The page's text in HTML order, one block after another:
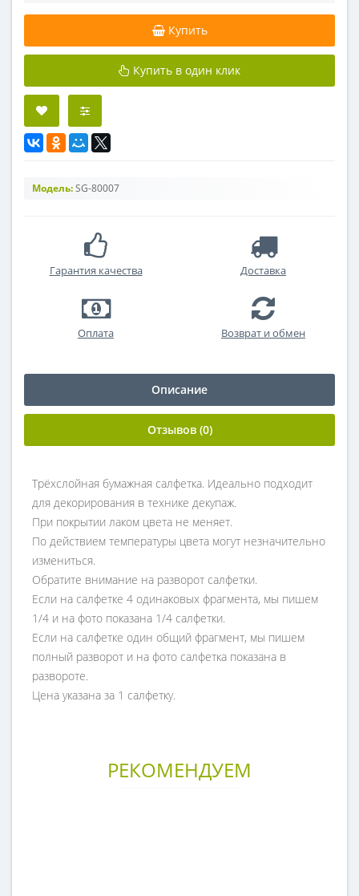
Купить
Купить в один клик
Модель:SG-80007
Гарантия качества Доставка
Оплата Возврат и обмен
Описание
Отзывов (0)
Трёхслойная бумажная салфетка. Идеально подходит
для декорирования в технике декупаж.
При покрытии лаком цвета не меняет.
По действием температуры цвета могут незначительно
измениться.
Обратите внимание на разворот салфетки.
Если на салфетке 4 одинаковых фрагмента, мы пишем
1/4 и на фото показана 1/4 салфетки.
Если на салфетке один общий фрагмент, мы пишем
полный разворот и на фото салфетка показана в
развороте.
Цена указана за 1 салфетку.
РЕКОМЕНДУЕМ